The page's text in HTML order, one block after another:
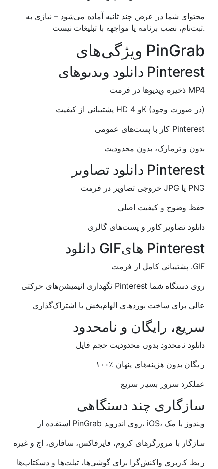
محتوای شما در عرض چند ثانیه آماده می‌شود – نیازی به
ثبت‌نام، نصب برنامه یا مواجهه با تبلیغات نیست.
ویژگی‌های PinGrab
دانلود ویدیوهای Pinterest
ذخیره ویدیوها در فرمت MP4
پشتیبانی از کیفیت HD و 4K (در صورت وجود)
کار با پست‌های عمومی Pinterest
بدون واترمارک، بدون محدودیت
دانلود تصاویر Pinterest
خروجی تصاویر در فرمت JPG یا PNG
حفظ وضوح و کیفیت اصلی
دانلود تصاویر کاور و پست‌های گالری
دانلود GIFهای Pinterest
پشتیبانی کامل از فرمت .GIF
نگهداری انیمیشن‌های حرکتی Pinterest روی دستگاه شما
عالی برای ساخت بوردهای الهام‌بخش یا اشتراک‌گذاری
سریع، رایگان و نامحدود
دانلود نامحدود بدون محدودیت حجم فایل
۱۰۰٪ رایگان بدون هزینه‌های پنهان
عملکرد سرور بسیار سریع
سازگاری چند دستگاهی
استفاده از PinGrab روی اندروید، iOS، ویندوز یا مک
سازگار با مرورگرهای کروم، فایرفاکس، سافاری، اج و غیره
رابط کاربری واکنش‌گرا برای گوشی‌ها، تبلت‌ها و دسکتاپ‌ها